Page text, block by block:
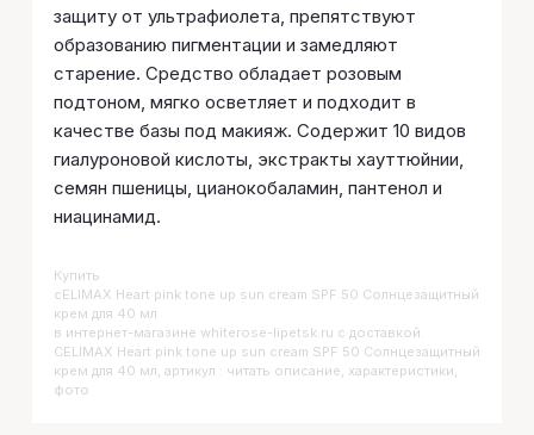
защиту от ультрафиолета, препятствуют
образованию пигментации и замедляют
старение. Средство обладает розовым
подтоном, мягко осветляет и подходит в
качестве базы под макияж. Содержит 10 видов
гиалуроновой кислоты, экстракты хауттюйнии,
семян пшеницы, цианокобаламин, пантенол и
ниацинамид.
Купить
CELIMAX Heart pink tone up sun cream SPF 50 Солнцезащитный
крем для 40 мл
в интернет-магазине whiterose-lipetsk.ru с доставкой.
CELIMAX Heart pink tone up sun cream SPF 50 Солнцезащитный
крем для 40 мл, артикул : читать описание, характеристики,
фото